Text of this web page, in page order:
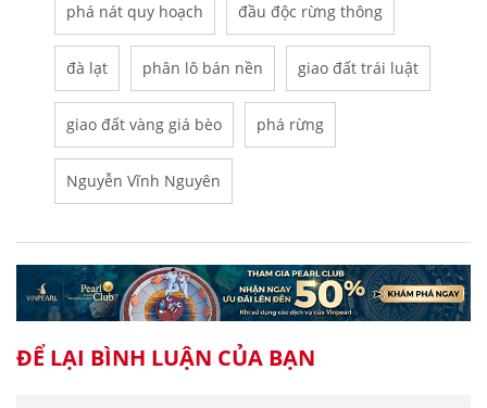
phá nát quy hoạch đầu độc rừng thông
đà lạt phân lô bán nền giao đất trái luật
giao đất vàng giá bèo phá rừng
Nguyễn Vĩnh Nguyên
ĐỂ LẠI BÌNH LUẬN CỦA BẠN